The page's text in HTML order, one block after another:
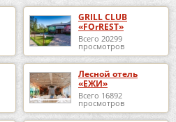
GRILL CLUB
«FOrREST»
Всего 20299
просмотров
Лесной отель
«ЕЖИ»
Всего 16892
просмотров